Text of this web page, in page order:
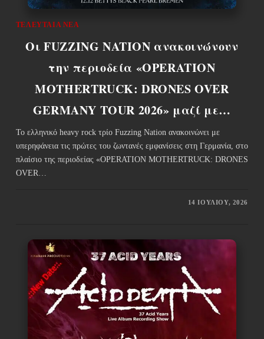
ΤΕΛΕΥΤΑΊΑ ΝΈΑ
Οι FUZZING NATION ανακοινώνουν
την περιοδεία «OPERATION
MOTHERTRUCK: DRONES OVER
GERMANY TOUR 2026» μαζί με…
Το ελληνικό heavy rock τρίο Fuzzing Nation ανακοινώνει με
υπερηφάνεια τις πρώτες του ζωντανές εμφανίσεις στη Γερμανία, στο
πλαίσιο της περιοδείας «OPERATION MOTHERTRUCK: DRONES
OVER…
14 ΙΟΥΛΊΟΥ, 2026